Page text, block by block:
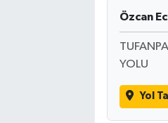
Özcan
YOLU
Yol